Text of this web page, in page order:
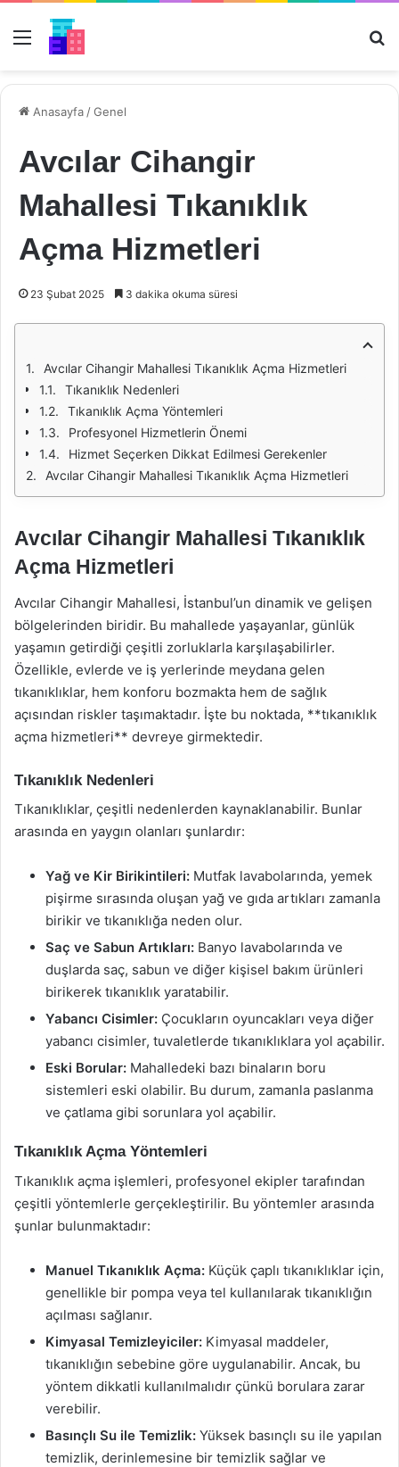
Menü
Anasayfa /Genel
Avcılar Cihangir
Mahallesi Tıkanıklık
Açma Hizmetleri
23 Şubat 2025 3 dakika okuma süresi
Avcılar Cihangir Mahallesi Tıkanıklık Açma Hizmetleri
Tıkanıklık Nedenleri
Tıkanıklık Açma Yöntemleri
Profesyonel Hizmetlerin Önemi
Hizmet Seçerken Dikkat Edilmesi Gerekenler
Avcılar Cihangir Mahallesi Tıkanıklık Açma Hizmetleri
Avcılar Cihangir Mahallesi Tıkanıklık
Açma Hizmetleri
Avcılar Cihangir Mahallesi, İstanbul’un dinamik ve gelişen
bölgelerinden biridir. Bu mahallede yaşayanlar, günlük
yaşamın getirdiği çeşitli zorluklarla karşılaşabilirler.
Özellikle, evlerde ve iş yerlerinde meydana gelen
tıkanıklıklar, hem konforu bozmakta hem de sağlık
açısından riskler taşımaktadır. İşte bu noktada, **tıkanıklık
açma hizmetleri** devreye girmektedir.
Tıkanıklık Nedenleri
Tıkanıklıklar, çeşitli nedenlerden kaynaklanabilir. Bunlar
arasında en yaygın olanları şunlardır:
Yağ ve Kir Birikintileri: Mutfak lavabolarında, yemek
pişirme sırasında oluşan yağ ve gıda artıkları zamanla
birikir ve tıkanıklığa neden olur.
Saç ve Sabun Artıkları: Banyo lavabolarında ve
duşlarda saç, sabun ve diğer kişisel bakım ürünleri
birikerek tıkanıklık yaratabilir.
Yabancı Cisimler: Çocukların oyuncakları veya diğer
yabancı cisimler, tuvaletlerde tıkanıklıklara yol açabilir.
Eski Borular: Mahalledeki bazı binaların boru
sistemleri eski olabilir. Bu durum, zamanla paslanma
ve çatlama gibi sorunlara yol açabilir.
Tıkanıklık Açma Yöntemleri
Tıkanıklık açma işlemleri, profesyonel ekipler tarafından
çeşitli yöntemlerle gerçekleştirilir. Bu yöntemler arasında
şunlar bulunmaktadır:
Manuel Tıkanıklık Açma: Küçük çaplı tıkanıklıklar için,
genellikle bir pompa veya tel kullanılarak tıkanıklığın
açılması sağlanır.
Kimyasal Temizleyiciler: Kimyasal maddeler,
tıkanıklığın sebebine göre uygulanabilir. Ancak, bu
yöntem dikkatli kullanılmalıdır çünkü borulara zarar
verebilir.
Basınçlı Su ile Temizlik: Yüksek basınçlı su ile yapılan
temizlik, derinlemesine bir temizlik sağlar ve